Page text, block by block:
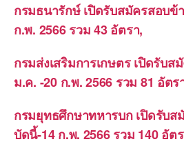
กรมธนารักษ์ เปิดรับสมัครสอบข้
ก.พ. 2566 รวม 43 อัตรา,
กรมส่งเสริมการเกษตร เปิดรับส
ม.ค. -20 ก.พ. 2566 รวม 81 อัตร
กรมยุทธศึกษาทหารบก เปิดรับส
บัดนี้-14 ก.พ. 2566 รวม 140 อัต